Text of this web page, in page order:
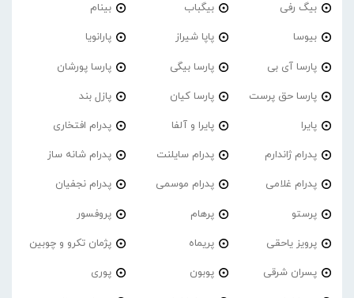
بیگ رفی بیگباب بینام
بیوسا پاپا شیراز پارانویا
پارسا آی بی پارسا بیگی پارسا پورشان
پارسا حق پرست پارسا کیان پازل بند
پایرا پایرا و آلفا پدرام افتخاری
پدرام ژاندارم پدرام‌ سایلنت پدرام شانه ساز
پدرام غلامی پدرام موسمی پدرام نجفیان
پرستو پرهام پروفسور
پرویز یاحقی پریماه پژمان تکرو و چوبین
پسران شرقی پوبون پوری